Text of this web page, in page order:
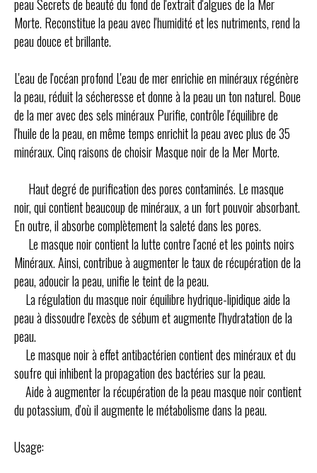
peau Secrets de beauté du fond de l'extrait d'algues de la Mer
Morte. Reconstitue la peau avec l'humidité et les nutriments, rend la
peau douce et brillante.
L'eau de l'océan profond L'eau de mer enrichie en minéraux régénère
la peau, réduit la sécheresse et donne à la peau un ton naturel. Boue
de la mer avec des sels minéraux Purifie, contrôle l'équilibre de
l'huile de la peau, en même temps enrichit la peau avec plus de 35
minéraux.Cinq raisons de choisir Masque noir de la Mer Morte.
Haut degré de purification des pores contaminés. Le masque
noir, qui contient beaucoup de minéraux, a un fort pouvoir absorbant.
En outre, il absorbe complètement la saleté dans les pores.
Le masque noir contient la lutte contre l'acné et les points noirs
Minéraux.Ainsi, contribue à augmenter le taux de récupération de la
peau, adoucir la peau, unifie le teint de la peau.
La régulation du masque noir équilibre hydrique-lipidique aide la
peau à dissoudre l'excès de sébum et augmente l'hydratation de la
peau.
Le masque noir à effet antibactérien contient des minéraux et du
soufre qui inhibent la propagation des bactéries sur la peau.
Aide à augmenter la récupération de la peau masque noir contient
du potassium, d'où il augmente le métabolisme dans la peau.
Usage: